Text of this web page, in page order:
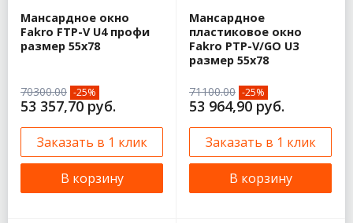
Мансардное окно
Fakro FTP-V U4 профи
размер 55х78
70300.00 -25%
53 357,70 руб.
Заказать в 1 клик
В корзину
Мансардное
пластиковое окно
Fakro PTP-V/GO U3
размер 55х78
71100.00 -25%
53 964,90 руб.
Заказать в 1 клик
В корзину